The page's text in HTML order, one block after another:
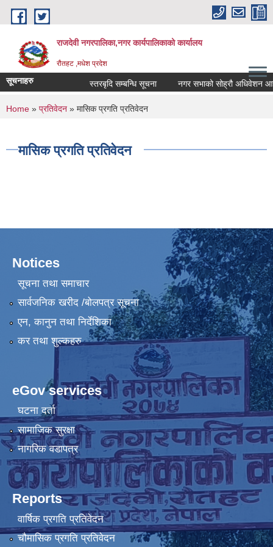
Skip to main content
राजदेवी नगरपालिका,नगर कार्यपालिकाको कार्यालय
रौतहट ,मधेश प्रदेश
सूचनाहरु स्तरबृदि सम्बन्धि सूचना नगर सभाको सोह्रौ अधिवेशन
You are here
Home » प्रतिवेदन » मासिक प्रगति प्रतिवेदन
मासिक प्रगति प्रतिवेदन
Notices
सूचना तथा समाचार
सार्वजनिक खरीद /बोलपत्र सूचना
एन, कानुन तथा निर्देशिका
कर तथा शुल्कहरु
eGov services
घटना दर्ता
सामाजिक सुरक्षा
नागरिक वडापत्र
Reports
वार्षिक प्रगति प्रतिवेदन
चौमासिक प्रगति प्रतिवेदन